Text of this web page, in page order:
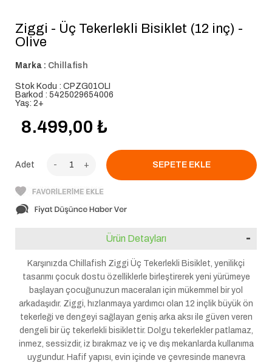
Ziggi - Üç Tekerlekli Bisiklet (12 inç) -
Olive
Marka : Chillafish
Stok Kodu : CPZG01OLI
Barkod : 5425029654006
Yaş: 2+
8.499,00 ₺
Adet +
-
Ürün Detayları
Karşınızda Chillafish Ziggi Üç Tekerlekli Bisiklet, yenilikçi
tasarımı çocuk dostu özelliklerle birleştirerek yeni yürümeye
başlayan çocuğunuzun maceraları için mükemmel bir yol
arkadaşıdır. Ziggi, hızlanmaya yardımcı olan 12 inçlik büyük ön
tekerleği ve dengeyi sağlayan geniş arka aksı ile güven veren
dengeli bir üç tekerlekli bisiklettir. Dolgu tekerlekler patlamaz,
inmez, sessizdir, iz bırakmaz ve iç ve dış mekanlarda kullanıma
uygundur. Hafif yapısı, evin içinde ve çevresinde manevra